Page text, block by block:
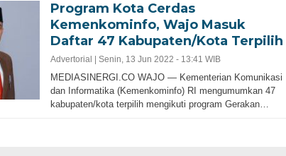
Program Kota Cerdas
Kemenkominfo, Wajo Masuk
Daftar 47 Kabupaten/Kota Terpilih
Advertorial | Senin, 13 Jun 2022 - 13:41 WIB
MEDIASINERGI.CO WAJO — Kementerian Komunikasi
dan Informatika (Kemenkominfo) RI mengumumkan 47
kabupaten/kota terpilih mengikuti program Gerakan…